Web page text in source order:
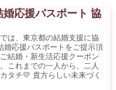
応援パスポート 協
は、東京都の結婚支援に協
婚応援パスポートをご提示頂
結婚・新生活応援クーポン
これまでの一人から、二人
タチ💛 貴方らしい未来づく